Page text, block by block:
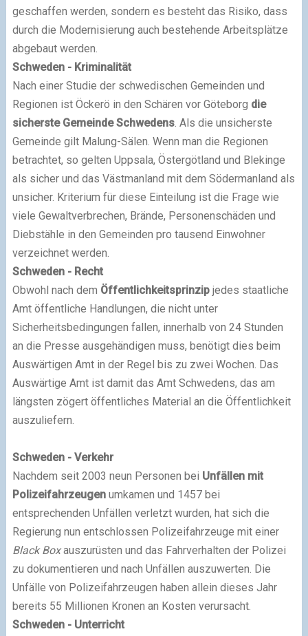
geschaffen werden, sondern es besteht das Risiko, dass
durch die Modernisierung auch bestehende Arbeitsplätze
abgebaut werden.
Schweden - Kriminalität
Nach einer Studie der schwedischen Gemeinden und
Regionen ist Öckerö in den Schären vor Göteborg die
sicherste Gemeinde Schwedens. Als die unsicherste
Gemeinde gilt Malung-Sälen. Wenn man die Regionen
betrachtet, so gelten Uppsala, Östergötland und Blekinge
als sicher und das Västmanland mit dem Södermanland als
unsicher. Kriterium für diese Einteilung ist die Frage wie
viele Gewaltverbrechen, Brände, Personenschäden und
Diebstähle in den Gemeinden pro tausend Einwohner
verzeichnet werden.
Schweden - Recht
Obwohl nach dem Öffentlichkeitsprinzipjedes staatliche
Amt öffentliche Handlungen, die nicht unter
Sicherheitsbedingungen fallen, innerhalb von 24 Stunden
an die Presse ausgehändigen muss, benötigt dies beim
Auswärtigen Amt in der Regel bis zu zwei Wochen. Das
Auswärtige Amt ist damit das Amt Schwedens, das am
längsten zögert öffentliches Material an die Öffentlichkeit
auszuliefern.
Schweden - Verkehr
Nachdem seit 2003 neun Personen bei Unfällen mit
Polizeifahrzeugenumkamen und 1457 bei
entsprechenden Unfällen verletzt wurden, hat sich die
Regierung nun entschlossen Polizeifahrzeuge mit einer
Black Boxauszurüsten und das Fahrverhalten der Polizei
zu dokumentieren und nach Unfällen auszuwerten. Die
Unfälle von Polizeifahrzeugen haben allein dieses Jahr
bereits 55 Millionen Kronen an Kosten verursacht.
Schweden - Unterricht